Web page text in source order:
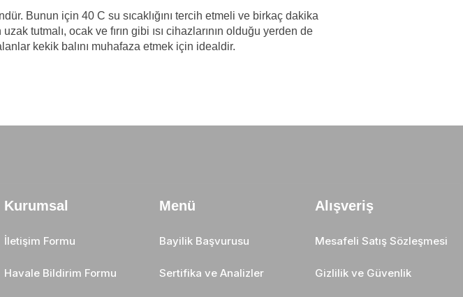
Bunun için 40 C su sıcaklığını tercih etmeli ve birkaç dakika
tutmalı, ocak ve fırın gibi ısı cihazlarının olduğu yerden de
kekik balını muhafaza etmek için idealdir.
Kurumsal
İletişim Formu
Havale Bildirim Formu
Menü
Bayilik Başvurusu
Sertifika ve Analizler
Alışveriş
Mesafeli Satış Sözleşmesi
Gizlilik ve Güvenlik